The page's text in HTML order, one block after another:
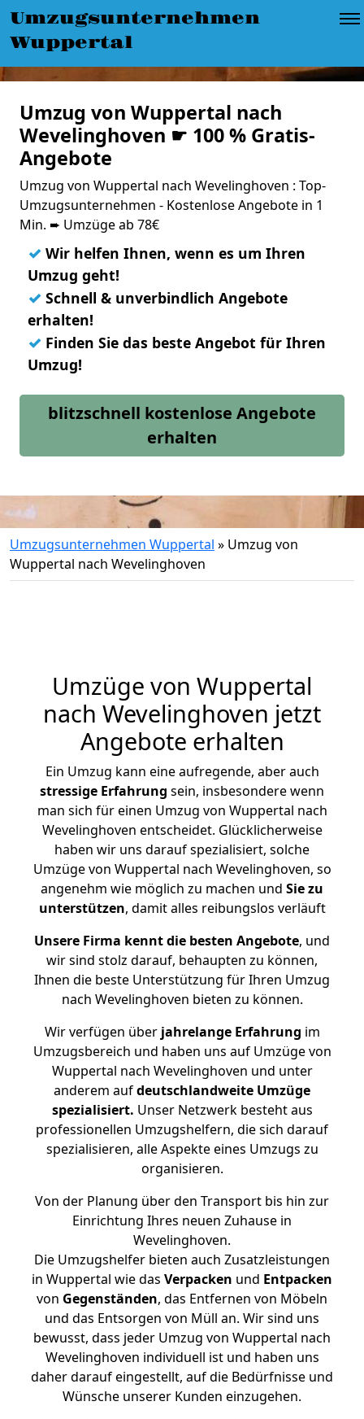
Umzugsunternehmen
Wuppertal
Umzug von Wuppertal nach
Wevelinghoven ☛ 100 % Gratis-
Angebote
Umzug von Wuppertal nach Wevelinghoven : Top-
Umzugsunternehmen - Kostenlose Angebote in 1
Min. ➨ Umzüge ab 78€
✓ Wir helfen Ihnen, wenn es um Ihren
Umzug geht!
✓ Schnell & unverbindlich Angebote
erhalten!
✓ Finden Sie das beste Angebot für Ihren
Umzug!
blitzschnell kostenlose Angebote
erhalten
Umzugsunternehmen Wuppertal » Umzug von
Wuppertal nach Wevelinghoven
Umzüge von Wuppertal
nach Wevelinghoven jetzt
Angebote erhalten
Ein Umzug kann eine aufregende, aber auch
stressige Erfahrung sein, insbesondere wenn
man sich für einen Umzug von Wuppertal nach
Wevelinghoven entscheidet. Glücklicherweise
haben wir uns darauf spezialisiert, solche
Umzüge von Wuppertal nach Wevelinghoven, so
angenehm wie möglich zu machen und Sie zu
unterstützen, damit alles reibungslos verläuft
Unsere Firma kennt die besten Angebote, und
wir sind stolz darauf, behaupten zu können,
Ihnen die beste Unterstützung für Ihren Umzug
nach Wevelinghoven bieten zu können.
Wir verfügen überjahrelange Erfahrung im
Umzugsbereich und haben uns auf Umzüge von
Wuppertal nach Wevelinghoven und unter
anderem aufdeutschlandweite Umzüge
spezialisiert. Unser Netzwerk besteht aus
professionellen Umzugshelfern, die sich darauf
spezialisieren, alle Aspekte eines Umzugs zu
organisieren.
Von der Planung über den Transport bis hin zur
Einrichtung Ihres neuen Zuhause in
Wevelinghoven.
Die Umzugshelfer bieten auch Zusatzleistungen
in Wuppertal wie das Verpacken und Entpacken
von Gegenständen, das Entfernen von Möbeln
und das Entsorgen von Müll an. Wir sind uns
bewusst, dass jeder Umzug von Wuppertal nach
Wevelinghoven individuell ist und haben uns
daher darauf eingestellt, auf die Bedürfnisse und
Wünsche unserer Kunden einzugehen.